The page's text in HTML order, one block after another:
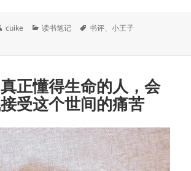
作
cuike
分
读书笔记
标
书评、小王子
子》总会感到淡淡的悲伤
真正懂得生命的人，会
受这个世间的痛苦